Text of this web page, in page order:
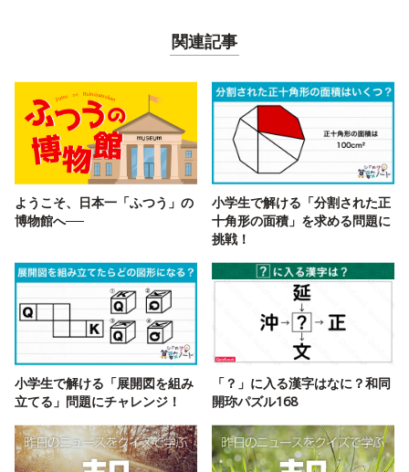
関連記事
ようこそ、日本一「ふつう」の
博物館へ──
小学生で解ける「分割された正
十角形の面積」を求める問題に
挑戦！
小学生で解ける「展開図を組み
立てる」問題にチャレンジ！
「？」に入る漢字はなに？和同
開珎パズル168